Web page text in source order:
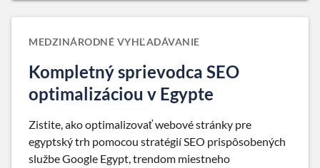
MEDZINÁRODNÉ VYHĽADÁVANIE
Kompletný sprievodca SEO
optimalizáciou v Egypte
Zistite, ako optimalizovať webové stránky pre
egyptský trh pomocou stratégií SEO prispôsobených
službe Google Egypt, trendom miestneho